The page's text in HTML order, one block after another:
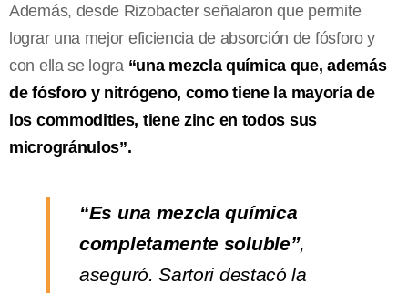
Además, desde Rizobacter señalaron que permite
lograr una mejor eficiencia de absorción de fósforo y
con ella se logra “una mezcla química que, además
de fósforo y nitrógeno, como tiene la mayoría de
los commodities, tiene zinc en todos sus
microgránulos”.
“Es una mezcla química
completamente soluble”,
aseguró. Sartori destacó la